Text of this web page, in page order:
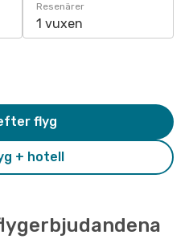
Resenärer
1 vuxen
+ hotell
flyg